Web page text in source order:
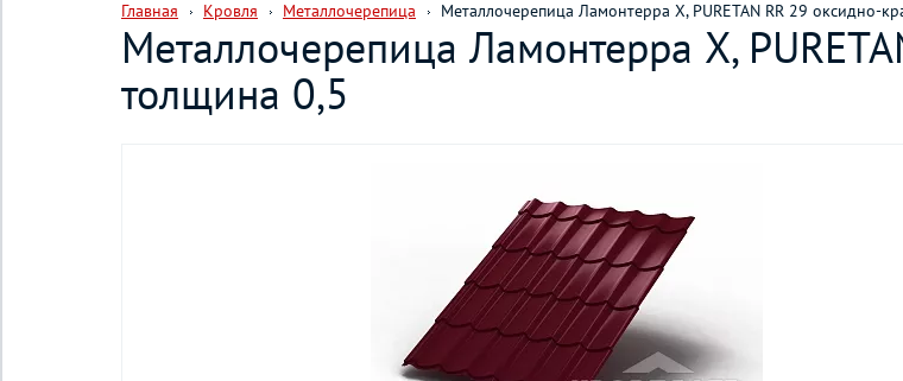
Главная Кровля Металлочерепица Металлочерепица Ламонтерра X, PURETAN RR 29 oксидно-
Металлочерепица Ламонтерра X,
толщина 0,5